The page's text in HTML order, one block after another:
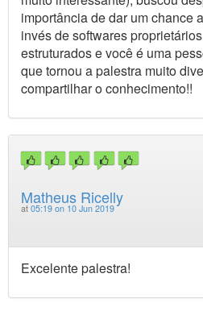
importância de dar um chance
invés de softwares
estruturados e você é uma
que tornou a palestra muito
compartilhar o conhecimento!!
Matheus Ricelly
at 05:19 on 10 Jun 2019
Excelente palestra!